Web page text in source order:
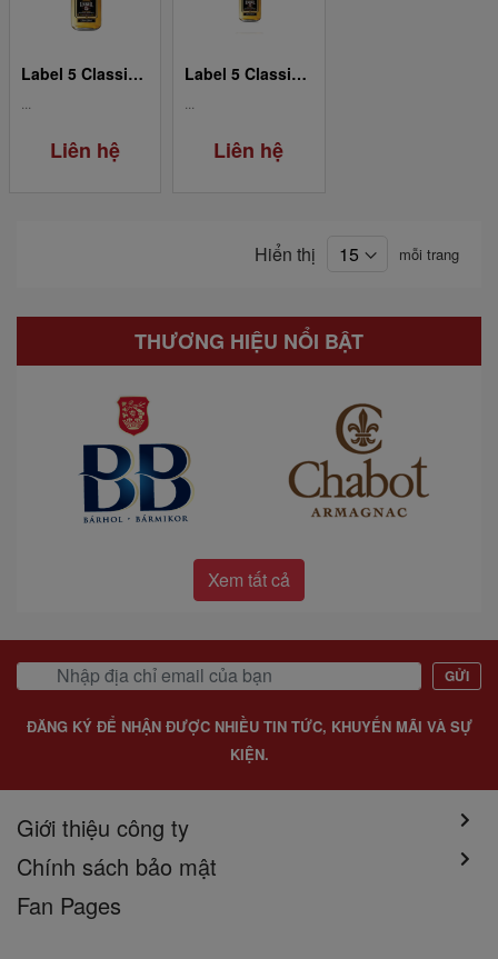
Label 5 Classic Black 0.20L
Liên hệ
Label 5 Classic Black 0.05L
Liên hệ
Hiển thị mỗi trang
THƯƠNG HIỆU NỔI BẬT
Xem tất cả
GỬI
ĐĂNG KÝ ĐỂ NHẬN ĐƯỢC NHIỀU TIN TỨC, KHUYẾN MÃI VÀ SỰ
KIỆN.
Giới thiệu công ty
Chính sách bảo mật
Fan Pages